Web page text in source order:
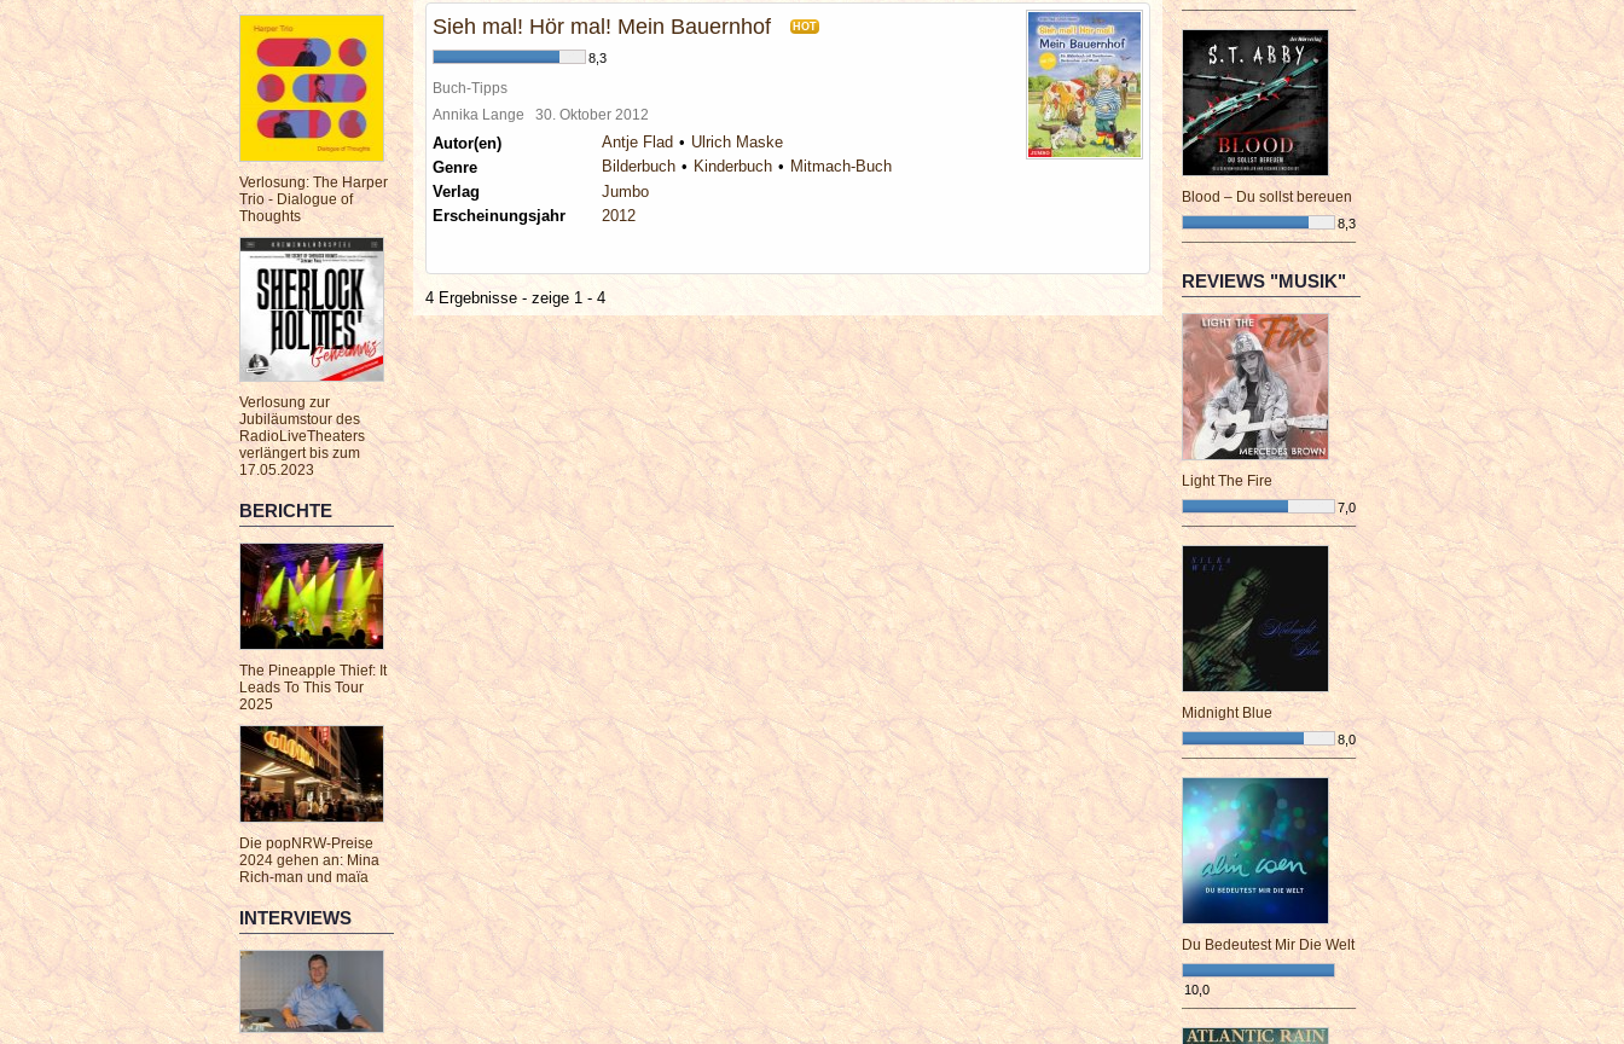
Verlosung: The Harper
Trio - Dialogue of
Thoughts
Verlosung zur
Jubiläumstour des
RadioLiveTheaters
verlängert bis zum
17.05.2023
BERICHTE
The Pineapple Thief: It
Leads To This Tour
2025
Die popNRW-Preise
2024 gehen an: Mina
Rich-man und maïa
INTERVIEWS
Sieh mal! Hör mal! Mein Bauernhof HOT
8,3
Buch-Tipps
Annika Lange 30. Oktober 2012
Autor(en) Antje Flad
Ulrich Maske
Genre
Bilderbuch Kinderbuch
Mitmach-Buch
Verlag
Jumbo
Erscheinungsjahr
2012
4 Ergebnisse - zeige 1 - 4
¯¯¯¯¯¯¯¯¯¯¯¯¯¯¯¯¯¯¯¯¯¯¯¯
Blood – Du sollst bereuen
8,3
¯¯¯¯¯¯¯¯¯¯¯¯¯¯¯¯¯¯¯¯¯¯¯¯
REVIEWS "MUSIK"
Light The Fire
7,0
¯¯¯¯¯¯¯¯¯¯¯¯¯¯¯¯¯¯¯¯¯¯¯¯
Midnight Blue
8,0
¯¯¯¯¯¯¯¯¯¯¯¯¯¯¯¯¯¯¯¯¯¯¯¯
Du Bedeutest Mir Die Welt
10,0
¯¯¯¯¯¯¯¯¯¯¯¯¯¯¯¯¯¯¯¯¯¯¯¯